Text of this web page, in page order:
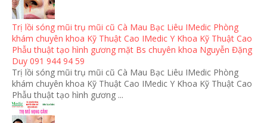
Trị lồi sóng mũi trụ mũi cũ Cà Mau Bạc Liêu IMedic Phòng
khám chuyên khoa Kỹ Thuật Cao IMedic Y Khoa Kỹ Thuật Cao
Phẫu thuật tạo hình gương mặt Bs chuyên khoa Nguyễn Đặng
Duy 091 944 94 59
Trị lồi sóng mũi trụ mũi cũ Cà Mau Bạc Liêu IMedic Phòng
khám chuyên khoa Kỹ Thuật Cao IMedic Y Khoa Kỹ Thuật Cao
Phẫu thuật tạo hình gương ...